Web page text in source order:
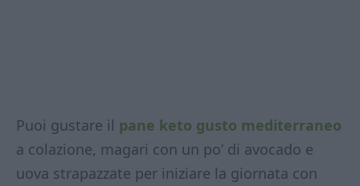
Puoi gustare il pane keto gusto mediterraneo
a colazione, magari con un po’ di avocado e
uova strapazzate per iniziare la giornata con